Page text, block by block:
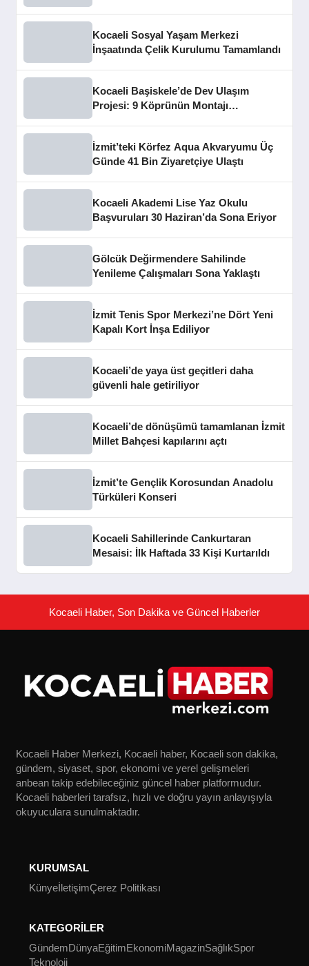
Kocaeli Sosyal Yaşam Merkezi
İnşaatında Çelik Kurulumu Tamamlandı
Kocaeli Başiskele’de Dev Ulaşım
Projesi: 9 Köprünün Montajı
İzmit’teki Körfez Aqua Akvaryumu Üç
Günde 41 Bin Ziyaretçiye Ulaştı
Kocaeli Akademi Lise Yaz Okulu
Başvuruları 30 Haziran’da Sona Eriyor
Gölcük Değirmendere Sahilinde
Yenileme Çalışmaları Sona Yaklaştı
İzmit Tenis Spor Merkezi’ne Dört Yeni
Kapalı Kort İnşa Ediliyor
Kocaeli’de yaya üst geçitleri daha
güvenli hale getiriliyor
Kocaeli’de dönüşümü tamamlanan İzmit
Millet Bahçesi kapılarını açtı
İzmit’te Gençlik Korosundan Anadolu
Türküleri Konseri
Kocaeli Sahillerinde Cankurtaran
Mesaisi: İlk Haftada 33 Kişi Kurtarıldı
Kocaeli Haber, Son Dakika ve Güncel Haberler
Kocaeli Haber Merkezi, Kocaeli haber, Kocaeli son dakika,
gündem, siyaset, spor, ekonomi ve yerel gelişmeleri
anbean takip edebileceğiniz güncel haber platformudur.
Kocaeli haberleri tarafsız, hızlı ve doğru yayın anlayışıyla
okuyuculara sunulmaktadır.
KURUMSAL
KünyeİletişimÇerez Politikası
KATEGORİLER
GündemDünyaEğitimEkonomiMagazinSağlıkSpor
Teknoloji